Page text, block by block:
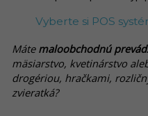
Vyberte si POS
Máte maloobchodnú
mäsiarstvo, kvetinárstvo
drogériou, hračkami,
zvieratká?